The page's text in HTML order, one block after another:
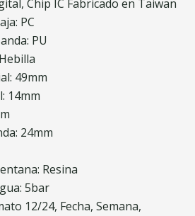
Chip IC Fabricado en Taiwan
PC
PU
49mm
14mm
24mm
Resina
5bar
12/24, Fecha, Semana,